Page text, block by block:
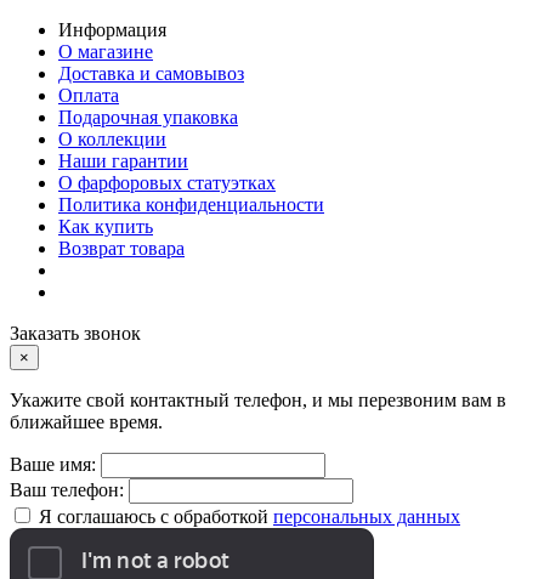
Информация
О магазине
Доставка и самовывоз
Оплата
Подарочная упаковка
О коллекции
Наши гарантии
О фарфоровых статуэтках
Политика конфиденциальности
Как купить
Возврат товара
Заказать звонок
×
Укажите свой контактный телефон, и мы перезвоним вам в
ближайшее время.
Ваше имя:
Ваш телефон:
Я соглашаюсь с обработкой персональных данных